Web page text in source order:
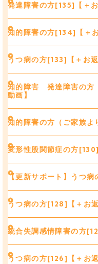
発達障害の方[135]【＋お
知的障害の方[134]【＋お
うつ病の方[133]【＋お返
知的障害 発達障害の方
動画】
知的障害の方（ご家族よ
変形性股関節症の方
【更新サポート】うつ
うつ病の方[128]【＋お返
統合失調感情障害の方
うつ病の方[126]【＋お返